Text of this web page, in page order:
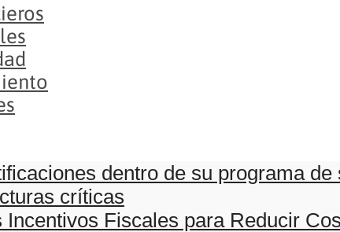
dentro de su programa
críticas
Fiscales para Reducir